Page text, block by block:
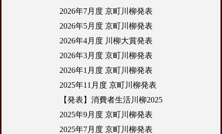
2026年7月度 京町川柳発表
2026年5月度 京町川柳発表
2026年4月度 川柳大賞発表
2026年3月度 京町川柳発表
2026年1月度 京町川柳発表
2025年11月度 京町川柳発表
【発表】消費者生活川柳2025
2025年9月度 京町川柳発表
2025年7月度 京町川柳発表